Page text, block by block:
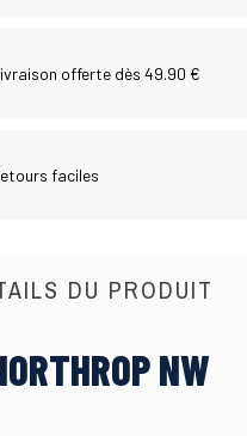
offerte dès 49.90 €
faciles
DU PRODUIT
NW